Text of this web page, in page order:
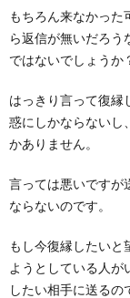
もちろん来なかった
ら返信が無いだろう
ではないでしょうか
はっきり言って復縁
惑にしかならないし
かありません。
言っては悪いですが
ならないのです。
もし今復縁したいと
ようとしている人が
したい相手に送る